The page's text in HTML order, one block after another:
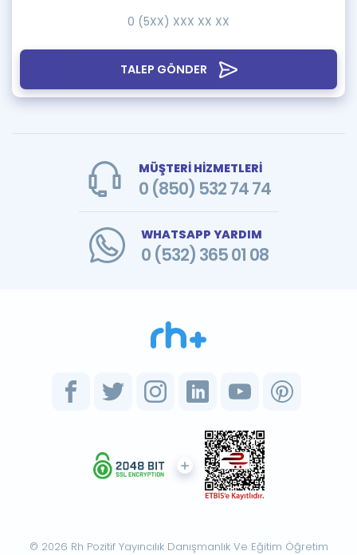
TALEP GÖNDER
MÜŞTERİ HİZMETLERİ
0 (850) 532 74 74
WHATSAPP YARDIM
0 (532) 365 01 08
© 2026 Rh Pozitif Yayıncılık Danışmanlık Ve Eğitim Öğretim